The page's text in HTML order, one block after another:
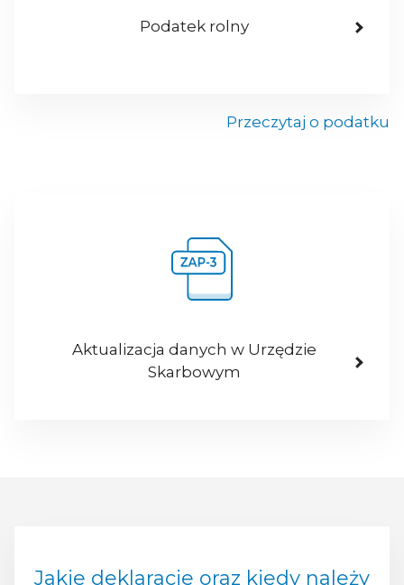
Podatek rolny
Przeczytaj o podatku
Aktualizacja danych w Urzędzie
Skarbowym
Jakie deklaracje oraz kiedy należy